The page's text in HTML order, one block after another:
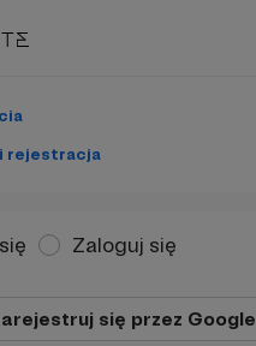
rejestracja
Zaloguj się
się przez Google